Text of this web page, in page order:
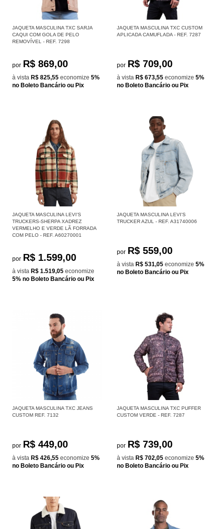
JAQUETA MASCULINA TXC SARJA
CAQUI COM GOLA DE PELO
REMOVÍVEL - REF. 7298
por R$ 869,00
à vista R$ 825,55 economize 5%
no Boleto Bancário ou Pix
JAQUETA MASCULINA TXC CUSTOM
APLICADA CAMUFLADA - REF. 7287
por R$ 709,00
à vista R$ 673,55 economize 5%
no Boleto Bancário ou Pix
JAQUETA MASCULINA LEVI'S
TRUCKERS-SHERPA XADREZ
VERMELHO E VERDE LÃ FORRADA
COM PELO - REF. A60270001
por R$ 1.599,00
à vista R$ 1.519,05 economize
5% no Boleto Bancário ou Pix
JAQUETA MASCULINA LEVI'S
TRUCKER AZUL - REF. A31740006
por R$ 559,00
à vista R$ 531,05 economize 5%
no Boleto Bancário ou Pix
JAQUETA MASCULINA TXC JEANS
CUSTOM REF. 7132
por R$ 449,00
à vista R$ 426,55 economize 5%
no Boleto Bancário ou Pix
JAQUETA MASCULINA TXC PUFFER
CUSTOM VERDE - REF. 7287
por R$ 739,00
à vista R$ 702,05 economize 5%
no Boleto Bancário ou Pix